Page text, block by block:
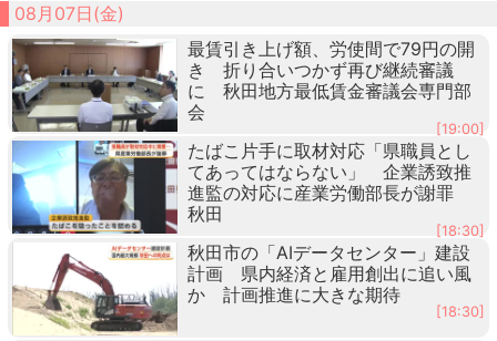
08月07日(金)
最賃引き上げ額、労使間で79円の開
き 折り合いつかず再び継続審議
に 秋田地方最低賃金審議会専門部
会
[19:00]
たばこ片手に取材対応「県職員とし
てあってはならない」 企業誘致推
進監の対応に産業労働部長が謝罪
秋田
[18:30]
秋田市の「AIデータセンター」建設
計画 県内経済と雇用創出に追い風
か 計画推進に大きな期待
[18:30]